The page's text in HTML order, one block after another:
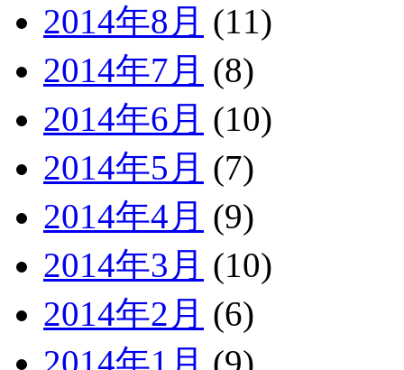
2014年8月 (11)
2014年7月 (8)
2014年6月 (10)
2014年5月 (7)
2014年4月 (9)
2014年3月 (10)
2014年2月 (6)
2014年1月 (9)